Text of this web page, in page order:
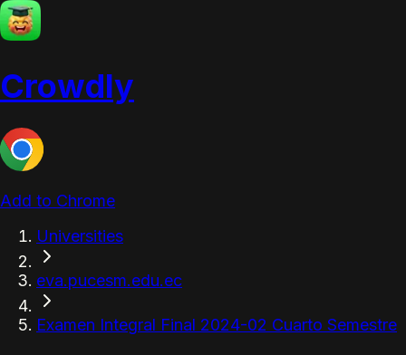
Crowdly
Add to Chrome
Universities
eva.pucesm.edu.ec
Examen Integral Final 2024-02 Cuarto Semestre